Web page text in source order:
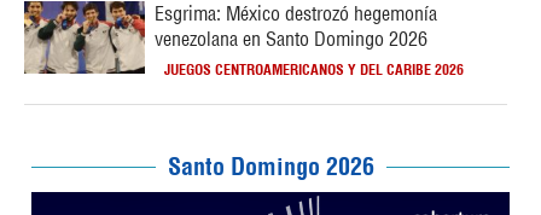
Esgrima: México destrozó hegemonía
venezolana en Santo Domingo 2026
JUEGOS CENTROAMERICANOS Y DEL CARIBE 2026
Santo Domingo 2026